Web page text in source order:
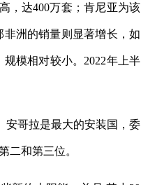
，达400万套；肯尼亚为该
洲的销量则显著增长，如
模相对较小。2022年上半
安哥拉是最大的安装国，委
二和第三位。